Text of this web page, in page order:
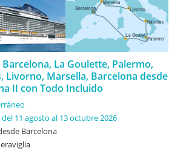
La Goulette, Palermo,
Livorno, Marsella, Barcelona desde
II con Todo Incluido
del 11 agosto al 13 octubre 2026
Barcelona